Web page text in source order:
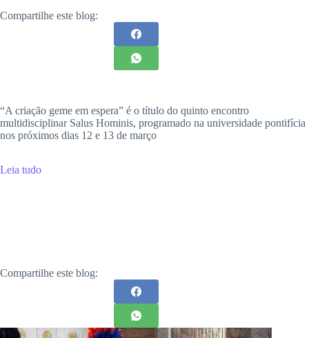
Compartilhe este blog:
“A criação geme em espera” é o título do quinto encontro
multidisciplinar Salus Hominis, programado na universidade pontifícia
nos próximos dias 12 e 13 de março
Leia tudo
Compartilhe este blog: